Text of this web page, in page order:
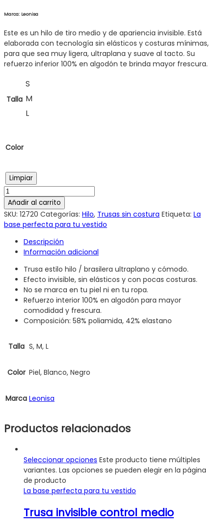
Marca: Leonisa
Este es un hilo de tiro medio y de apariencia invisible. Está
elaborada con tecnología sin elásticos y costuras mínimas,
para que sea muy ligera, ultraplana y suave al tacto. Su
refuerzo inferior 100% en algodón te brinda mayor frescura.
Talla
S
M
L
Color
Limpiar
Añadir al carrito
SKU: 12720 Categorías: Hilo, Trusas sin costura Etiqueta: La
base perfecta para tu vestido
Descripción
Información adicional
Trusa estilo hilo / brasilera ultraplano y cómodo.
Efecto invisible, sin elásticos y con pocas costuras.
No se marca en tu piel ni en tu ropa.
Refuerzo interior 100% en algodón para mayor
comodidad y frescura.
Composición: 58% poliamida, 42% elastano
Talla S, M, L
Color Piel, Blanco, Negro
Marca Leonisa
Productos relacionados
Seleccionar opciones Este producto tiene múltiples
variantes. Las opciones se pueden elegir en la página
de producto
La base perfecta para tu vestido
Trusa invisible control medio